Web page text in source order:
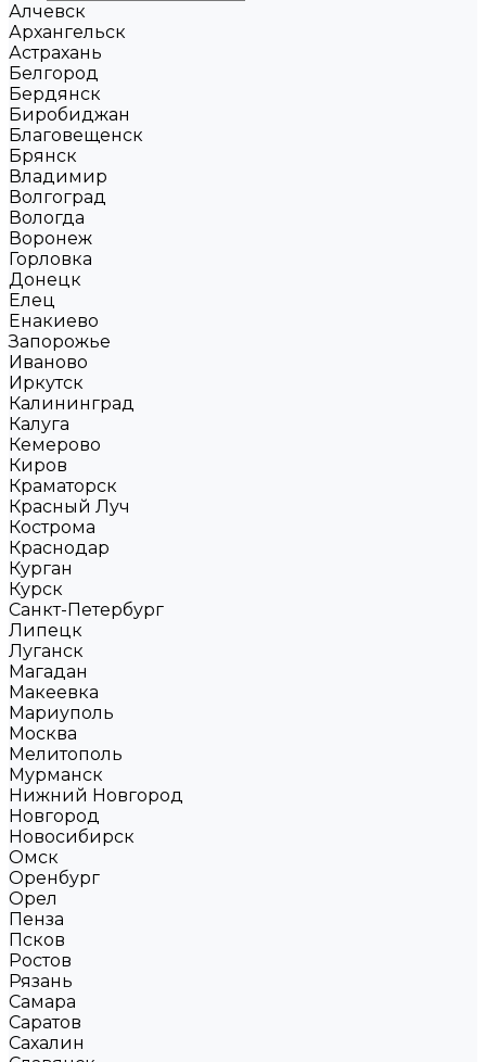
Алчевск
Архангельск
Астрахань
Белгород
Бердянск
Биробиджан
Благовещенск
Брянск
Владимир
Волгоград
Вологда
Воронеж
Горловка
Донецк
Елец
Енакиево
Запорожье
Иваново
Иркутск
Калининград
Калуга
Кемерово
Киров
Краматорск
Красный Луч
Кострома
Краснодар
Курган
Курск
Санкт-Петербург
Липецк
Луганск
Магадан
Макеевка
Мариуполь
Москва
Мелитополь
Мурманск
Нижний Новгород
Новгород
Новосибирск
Омск
Оренбург
Орел
Пенза
Псков
Ростов
Рязань
Самара
Саратов
Сахалин